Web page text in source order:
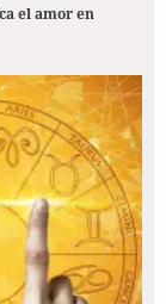
el amor en